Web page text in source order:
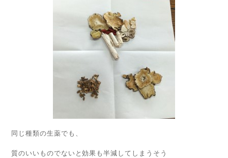
同じ種類の生薬でも、
質のいいものでないと効果も半減してしまうそう